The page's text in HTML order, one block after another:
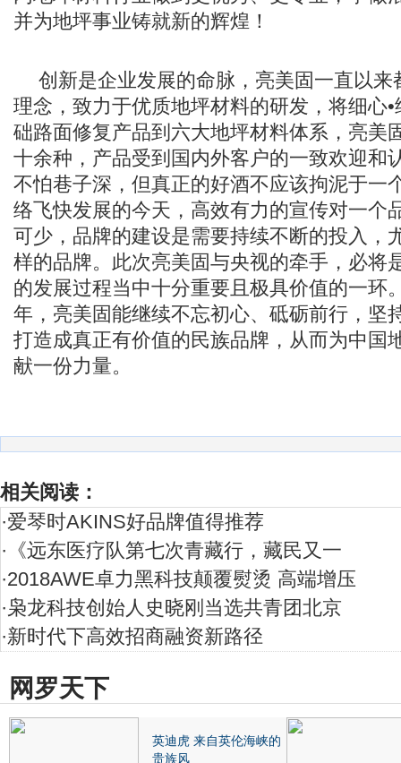
并为地坪事业铸就新的辉煌！
创新是企业发展的命脉，亮美固一直以来
理念，致力于优质地坪材料的研发，将细心
础路面修复产品到六大地坪材料体系，亮美
十余种，产品受到国内外客户的一致欢迎和
不怕巷子深，但真正的好酒不应该拘泥于一
络飞快发展的今天，高效有力的宣传对一个
可少，品牌的建设是需要持续不断的投入，
样的品牌。此次亮美固与央视的牵手，必将
的发展过程当中十分重要且极具价值的一环
年，亮美固能继续不忘初心、砥砺前行，坚
打造成真正有价值的民族品牌，从而为中国
献一份力量。
相关阅读：
·爱琴时AKINS好品牌值得推荐
· 《远东医疗队第七次青藏行，藏民又一
·2018AWE卓力黑科技颠覆熨烫 高端增压
·枭龙科技创始人史晓刚当选共青团北京
·新时代下高效招商融资新路径
网罗天下
英迪虎 来自英伦海峡的
贵族风